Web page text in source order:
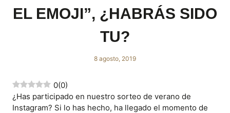
EL EMOJI”, ¿HABRÁS SIDO
TU?
8 agosto, 2019
0(0)
¿Has participado en nuestro sorteo de verano de
Instagram? Si lo has hecho, ha llegado el momento de